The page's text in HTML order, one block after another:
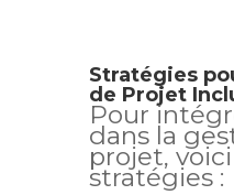
Stratégies
de Projet
Pour
dans la
projet,
stratégies :